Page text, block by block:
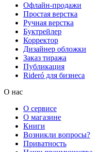
Офлайн-продажи
Простая верстка
Ручная верстка
Буктрейлер
Корректор
Дизайнер обложки
Заказ тиража
Публикация
Rideró для бизнеса
О нас
О сервисе
О магазине
Книги
Возникли вопросы?
Приватность